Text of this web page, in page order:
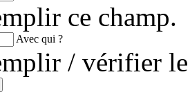
ce champ.
Avec qui ?
/ vérifier